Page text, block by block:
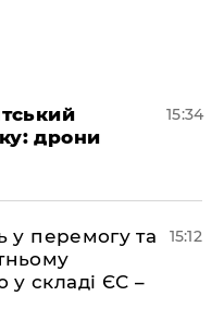
дрони
15:34
у перемогу та
у складі ЄС –
15:12